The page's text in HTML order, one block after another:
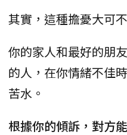
其實，這種擔憂大可
你的家人和最好的朋
的人，在你情緒不佳
苦水。
根據你的傾訴，對方